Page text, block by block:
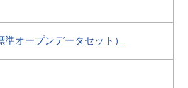
オープンデータセット）